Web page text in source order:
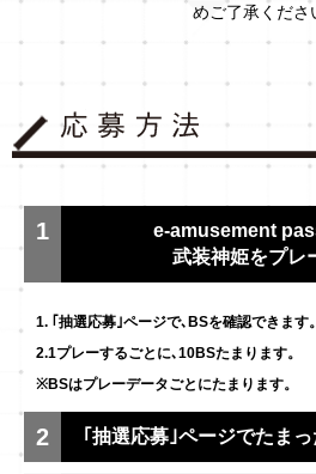
めご了承くださ
1
e-amusement
武装神姫をプレ
1. ｢抽選応募｣ページで､BSを確認できます。
2.1プレーするごとに､10BSたまります。
※BSはプレーデータごとにたまります。
2 ｢抽選応募｣ページでたま